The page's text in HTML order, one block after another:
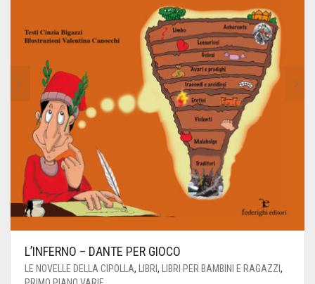
L’INFERNO – DANTE PER GIOCO
LE NOVELLE DELLA CIPOLLA, LIBRI , LIBRI PER BAMBINI E RAGAZZI ,